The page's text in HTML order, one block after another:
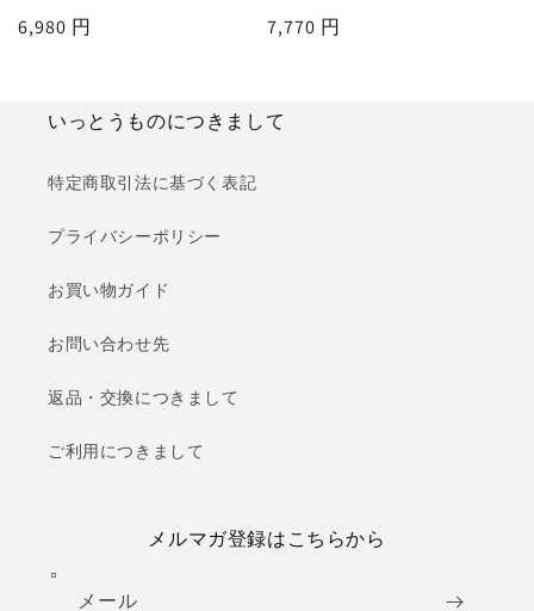
通
6,980 円
通
格
7,770 円
いっとうものにつきまして
特定商取引法に基づく表記
プライバシーポリシー
お買い物ガイド
お問い合わせ先
返品・交換につきまして
ご利用につきまして
メルマガ登録はこちらから
メール